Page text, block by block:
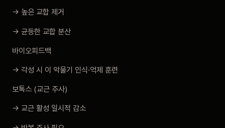
→ 높은 교합 제거
→ 균등한 교합 분산
바이오피드백
→ 각성 시 이 악물기 인식·억제 훈련
보톡스 (교근 주사)
→ 교근 활성 일시적 감소